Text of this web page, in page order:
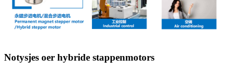
Notysjes oer hybride stappenmotors